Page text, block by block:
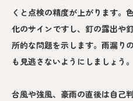
くと点検の精度が上がります。
化のサインですし、釘の露出や
所的な問題を示します。雨漏り
も見逃さないようにしましょう。
台風や強風、豪雨の直後は自己